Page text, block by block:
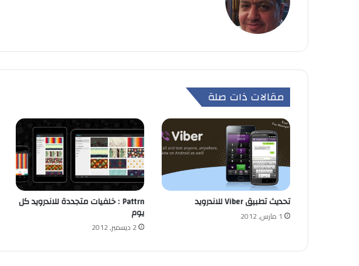
مقالات ذات صلة
تحديث تطبيق Viber للاندرويد
1 مارس, 2012
Pattrn : خلفيات متجددة للاندرويد كل
يوم
2 ديسمبر, 2012